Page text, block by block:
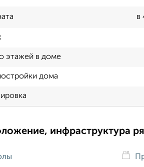
в
этажей в доме
дома
инфраструктура